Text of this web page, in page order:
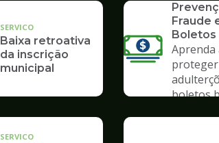
SERVICO
Baixa retroativa
da inscrição
municipal
Fraude
Boletos
Aprenda
boletos
SERVICO